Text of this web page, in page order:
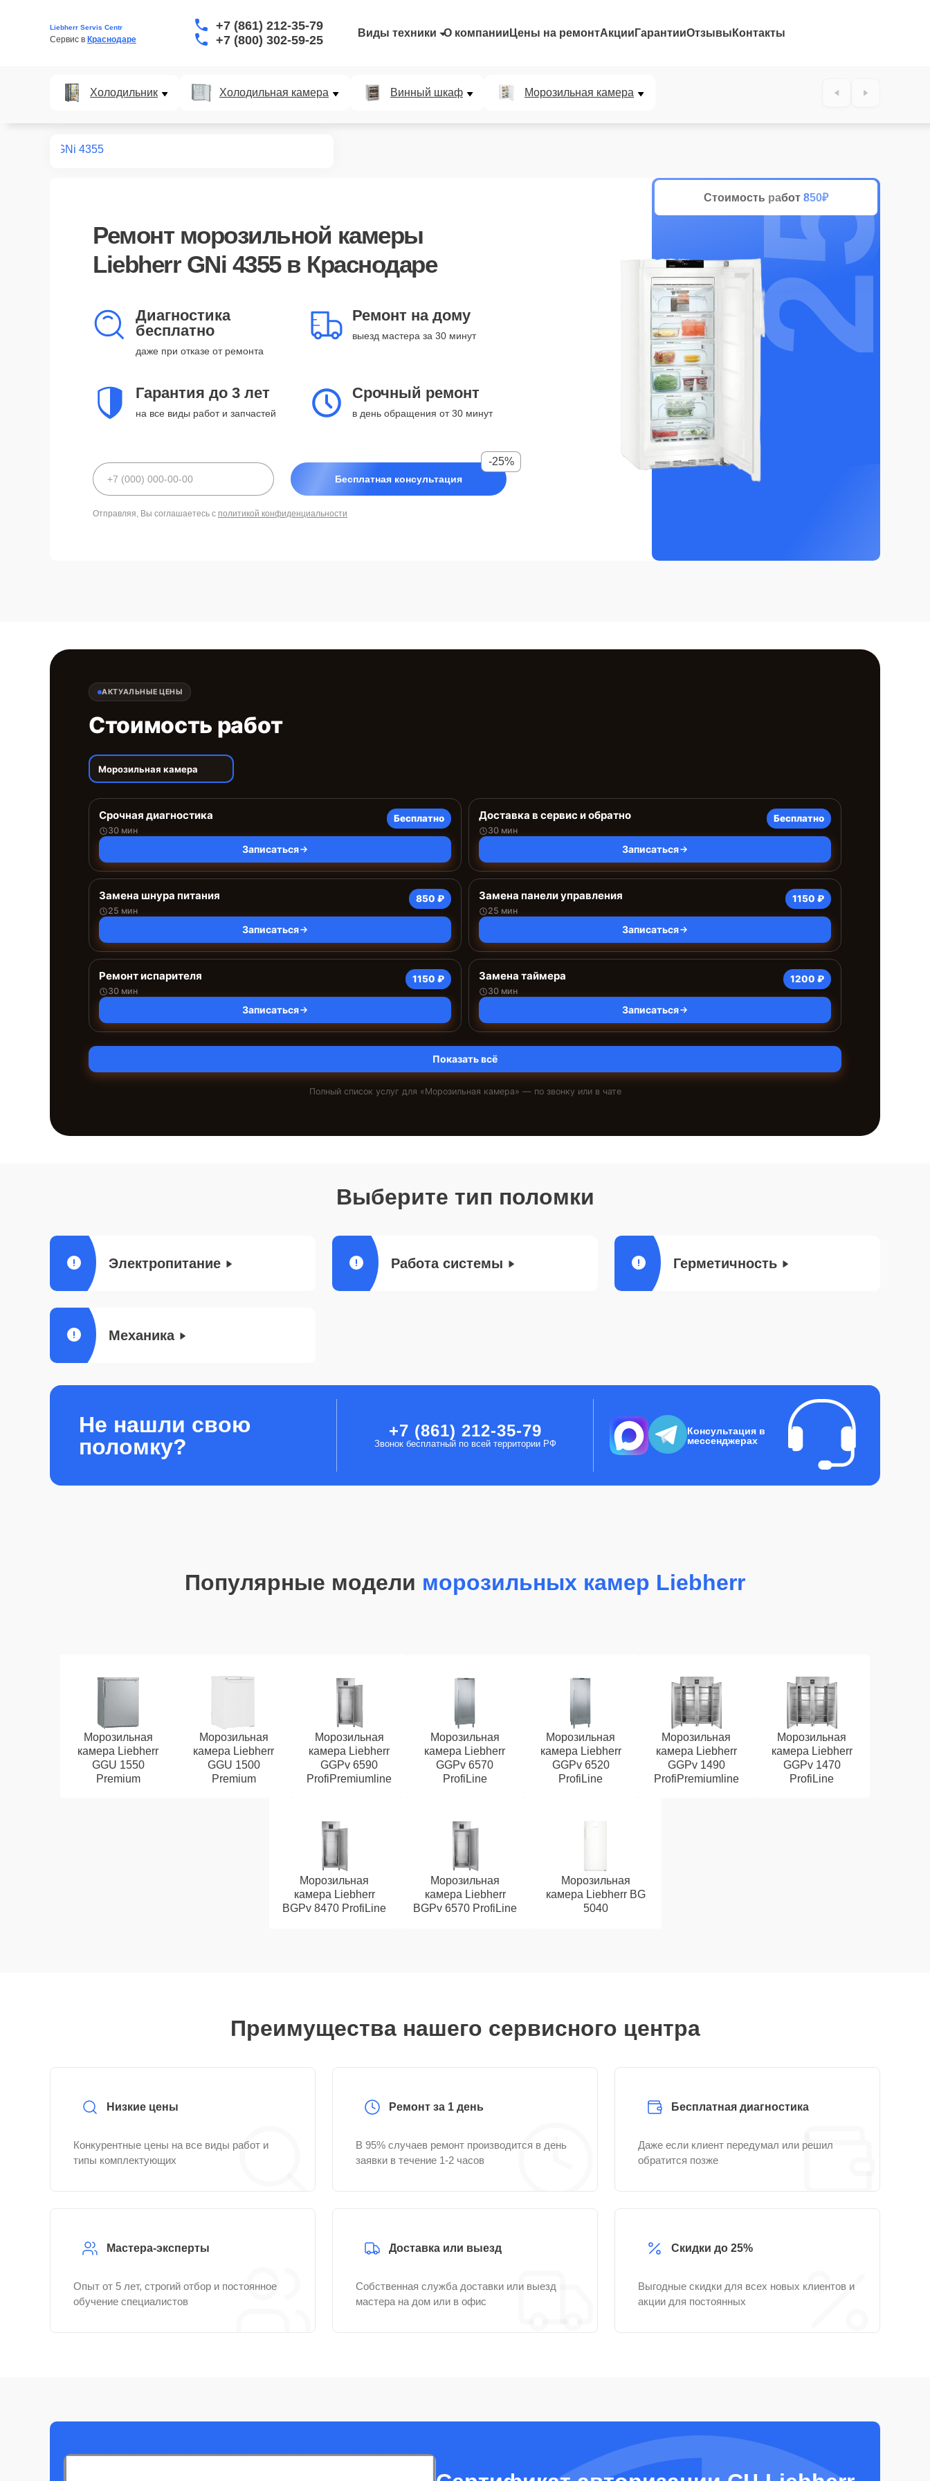
Liebherr Servis Centr
Сервис в Краснодаре
+7 (861) 212-35-79
+7 (800) 302-59-25
Виды техники О компании Цены на ремонтАкции ГарантииОтзывы Контакты
Холодильник Холодильная камера Винный шкаф Морозильная камера
GNi 4355
Ремонт морозильной камеры
Liebherr GNi 4355в Краснодаре
Диагностика
бесплатно
даже при отказе от ремонта
Ремонт на дому
выезд мастера за 30 минут
Гарантия до 3 лет
на все виды работ и запчастей
Срочный ремонт
в день обращения от 30 минут
Бесплатная консультация
-25%
Отправляя, Вы соглашаетесь с политикой конфиденциальности
Стоимость работ 850₽
25%
АКТУАЛЬНЫЕ ЦЕНЫ
Стоимость работ
Морозильная камера
Срочная диагностика
30 мин
Бесплатно
Записаться
Доставка в сервис и обратно
30 мин
Бесплатно
Записаться
Замена шнура питания
25 мин
850 ₽
Записаться
Замена панели управления
25 мин
1150 ₽
Записаться
Ремонт испарителя
30 мин
1150 ₽
Записаться
Замена таймера
30 мин
1200 ₽
Записаться
Показать всё
Полный список услуг для «Морозильная камера» — по звонку или в чате
Выберите тип поломки
Электропитание Работа системы Герметичность
Механика
Не нашли свою
поломку?
+7 (861) 212-35-79
Звонок бесплатный по всей территории РФ
Консультация в
мессенджерах
Популярные модели морозильных камер Liebherr
Морозильная
камера Liebherr
GGU 1550
Premium
Морозильная
камера Liebherr
GGU 1500
Premium
Морозильная
камера Liebherr
GGPv 6590
ProfiPremiumline
Морозильная
камера Liebherr
GGPv 6570
ProfiLine
Морозильная
камера Liebherr
GGPv 6520
ProfiLine
Морозильная
камера Liebherr
GGPv 1490
ProfiPremiumline
Морозильная
камера Liebherr
GGPv 1470
ProfiLine
Морозильная
камера Liebherr
BGPv 8470 ProfiLine
Морозильная
камера Liebherr
BGPv 6570 ProfiLine
Морозильная
камера Liebherr BG
5040
Преимущества нашего сервисного центра
Низкие цены
Конкурентные цены на все виды работ и
типы комплектующих
Ремонт за 1 день
В 95% случаев ремонт производится в день
заявки в течение 1-2 часов
Бесплатная диагностика
Даже если клиент передумал или решил
обратится позже
Мастера-эксперты
Опыт от 5 лет, строгий отбор и постоянное
обучение специалистов
Доставка или выезд
Собственная служба доставки или выезд
мастера на дом или в офис
Скидки до 25%
Выгодные скидки для всех новых клиентов и
акции для постоянных